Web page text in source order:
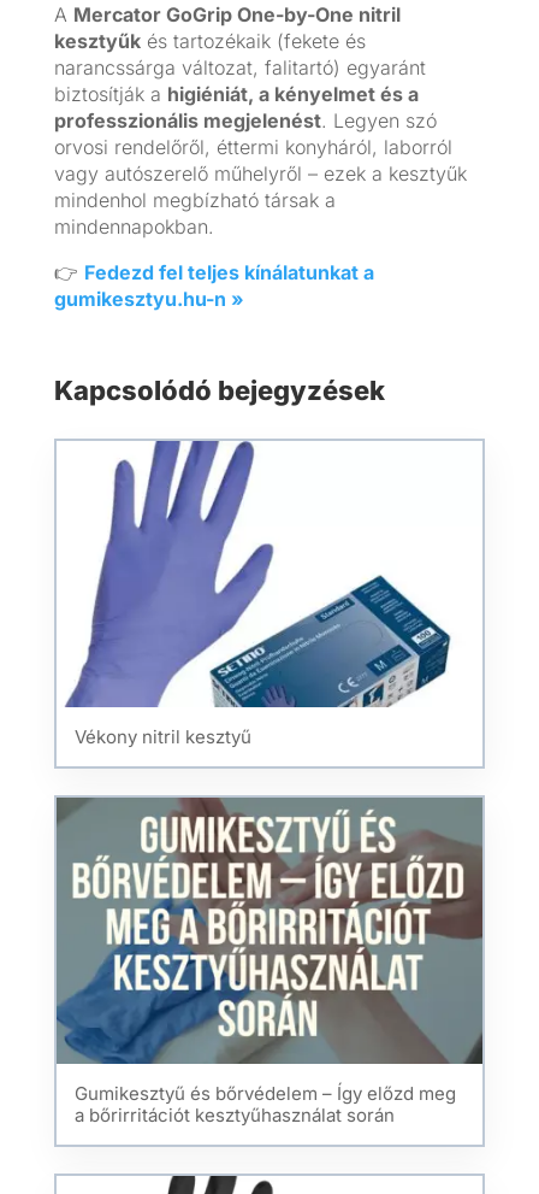
A Mercator GoGrip One-by-One nitril
kesztyűkés tartozékaik (fekete és
narancssárga változat, falitartó) egyaránt
biztosítják a higiéniát, a kényelmet és a
professzionális megjelenést. Legyen szó
orvosi rendelőről, éttermi konyháról, laborról
vagy autószerelő műhelyről – ezek a kesztyűk
mindenhol megbízható társak a
mindennapokban.
👉 Fedezd fel teljes kínálatunkat a
gumikesztyu.hu-n »
Kapcsolódó bejegyzések
Vékony nitril kesztyű
Gumikesztyű és bőrvédelem – Így előzd meg
a bőrirritációt kesztyűhasználat során